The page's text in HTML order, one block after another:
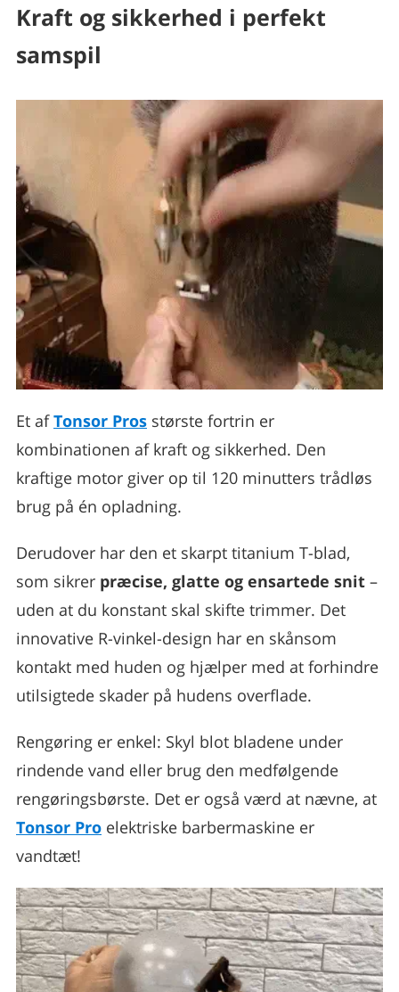
Kraft og sikkerhed i perfekt
samspil
Et afTonsor Pros største fortrin er
kombinationen af kraft og sikkerhed. Den
kraftige motor giver op til 120 minutters trådløs
brug på én opladning.
Derudover har den et skarpt titanium T-blad,
som sikrer præcise, glatte og ensartede snit –
uden at du konstant skal skifte trimmer. Det
innovative R-vinkel-design har en skånsom
kontakt med huden og hjælper med at forhindre
utilsigtede skader på hudens overflade.
Rengøring er enkel: Skyl blot bladene under
rindende vand eller brug den medfølgende
rengøringsbørste. Det er også værd at nævne, at
Tonsor Pro elektriske barbermaskine er
vandtæt!